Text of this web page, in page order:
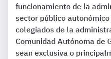
funcionamiento de la
sector público
colegiados de la
Comunidad Autónoma de
sean exclusiva o